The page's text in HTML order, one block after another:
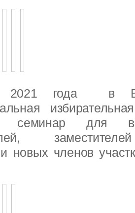
2021 года в
семинар для
новых членов